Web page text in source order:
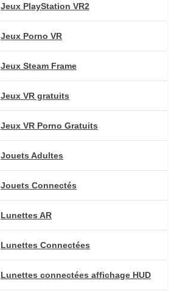
Jeux PlayStation VR2
Jeux Porno VR
Jeux Steam Frame
Jeux VR gratuits
Jeux VR Porno Gratuits
Jouets Adultes
Jouets Connectés
Lunettes AR
Lunettes Connectées
Lunettes connectées affichage HUD